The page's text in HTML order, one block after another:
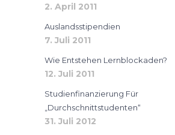
2. April 2011
Auslandsstipendien
7. Juli 2011
Wie Entstehen Lernblockaden?
12. Juli 2011
Studienfinanzierung Für
„Durchschnittstudenten“
31. Juli 2012